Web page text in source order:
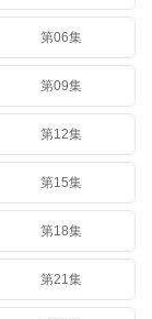
第06集
第09集
第12集
第15集
第18集
第21集